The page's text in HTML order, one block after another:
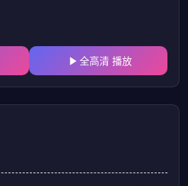
全高清 播放